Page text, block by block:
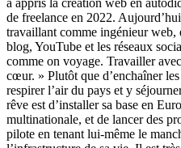
a appris la création web en
de freelance en 2022.
travaillant comme ingénieur web,
blog, YouTube et les réseaux
comme on voyage. Travailler
cœur. » Plutôt que d’enchaîner
respirer l’air du pays et y
rêve est d’installer sa base en
multinationale, et de lancer des
pilote en tenant lui-même le